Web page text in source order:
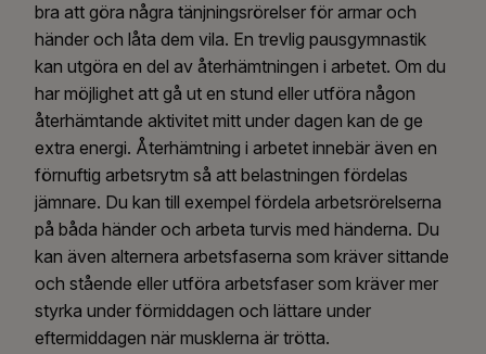
bra att göra några tänjningsrörelser för armar och
händer och låta dem vila. En trevlig pausgymnastik
kan utgöra en del av återhämtningen i arbetet. Om du
har möjlighet att gå ut en stund eller utföra någon
återhämtande aktivitet mitt under dagen kan de ge
extra energi. Återhämtning i arbetet innebär även en
förnuftig arbetsrytm så att belastningen fördelas
jämnare. Du kan till exempel fördela arbetsrörelserna
på båda händer och arbeta turvis med händerna. Du
kan även alternera arbetsfaserna som kräver sittande
och stående eller utföra arbetsfaser som kräver mer
styrka under förmiddagen och lättare under
eftermiddagen när musklerna är trötta.